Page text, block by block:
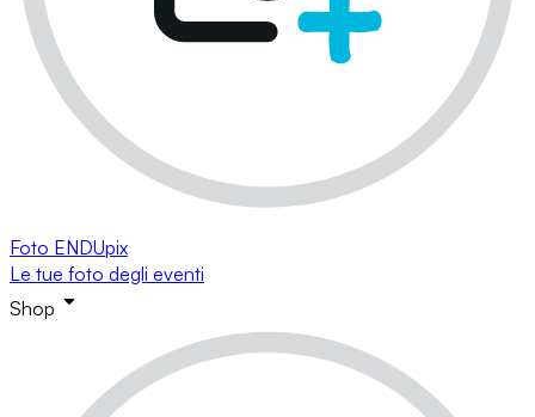
Foto ENDUpix
Le tue foto degli eventi
Shop